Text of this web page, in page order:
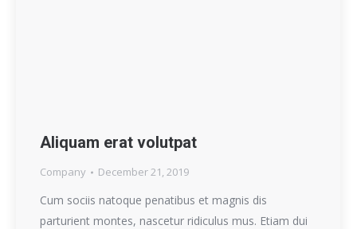
Aliquam erat volutpat
Company December 21, 2019
Cum sociis natoque penatibus et magnis dis
parturient montes, nascetur ridiculus mus. Etiam dui